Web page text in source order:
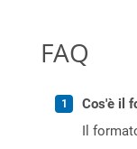
FAQ
Cos'è il
Il